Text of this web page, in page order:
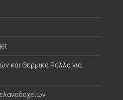
και Θερμικά Ρολλά για